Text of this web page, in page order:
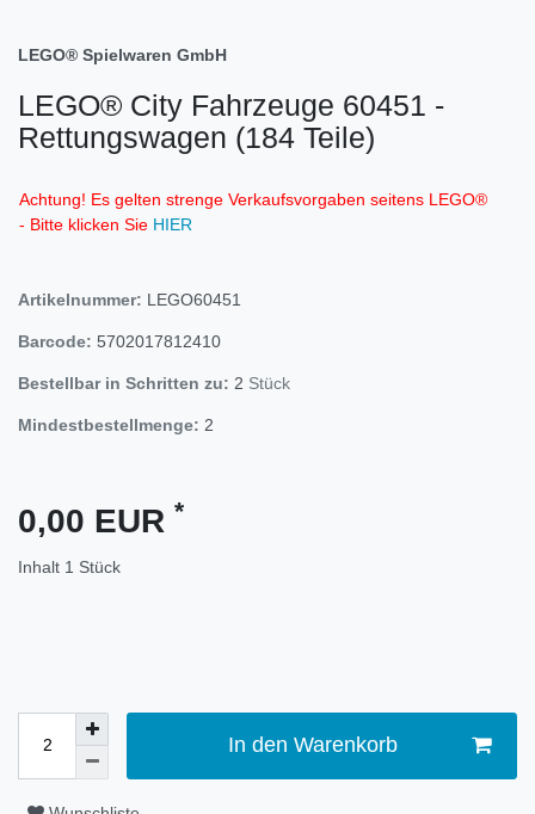
LEGO® Spielwaren GmbH
LEGO® City Fahrzeuge 60451 -
Rettungswagen (184 Teile)
Achtung! Es gelten strenge Verkaufsvorgaben seitens LEGO®
- Bitte klicken Sie HIER
Artikelnummer: LEGO60451
Barcode: 5702017812410
Bestellbar in Schritten zu: 2 Stück
Mindestbestellmenge: 2
0,00 EUR *
Inhalt 1 Stück
In den Warenkorb